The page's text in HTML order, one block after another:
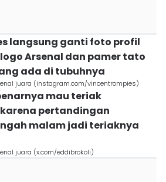
langsung ganti foto profil
Arsenal dan pamer tato
ada di tubuhnya
juara (instagram.com/vincentrompies)
mau teriak
pertandingan
malam jadi teriaknya
juara (x.com/eddibrokoli)